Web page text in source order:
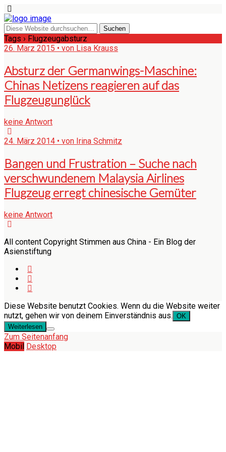
Tags › Flugzeugabsturz
26. März 2015 • von Lisa Krauss
Absturz der Germanwings-Maschine:
Chinas Netizens reagieren auf das
Flugzeugunglück
keine Antwort
24. März 2014 • von Irina Schmitz
Bangen und Frustration – Suche nach
verschwundenem Malaysia Airlines
Flugzeug erregt chinesische Gemüter
keine Antwort
All content Copyright Stimmen aus China - Ein Blog der
Asienstiftung
Diese Website benutzt Cookies. Wenn du die Website weiter
nutzt, gehen wir von deinem Einverständnis aus. OK
Weiterlesen
Zum Seitenanfang
Mobil Desktop